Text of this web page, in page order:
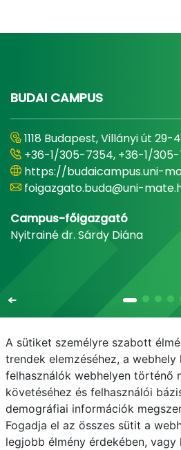
BUDAI CAMPUS
1118 Budapest, Villányi út 29-
+36-1/305-7354, +36-1/
https://budaicampus.uni-
foigazgato.buda@uni-
Campus-főigazgató
Nyitrainé dr. Sárdy Diána
E-mail Telefonkönyv
A sütiket személyre szabott
trendek elemzéséhez, a webhely
felhasználók webhelyen történő
követéséhez és felhasználói
demográfiai információk
Fogadja el az összes sütit a
legjobb élmény érdekében, vagy